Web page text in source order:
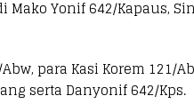
Yonif 642/Kapaus,
para Kasi Korem 121/
serta Danyonif 642/Kps.